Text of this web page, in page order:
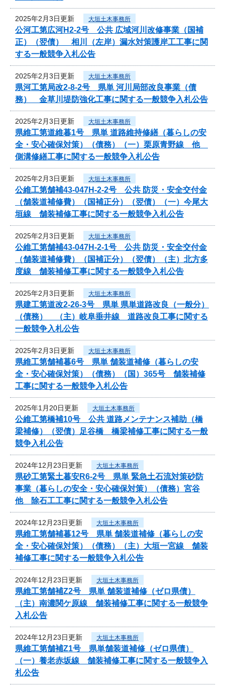
2025年2月3日更新 大垣土木事務所
公河工第広河H2-2号 公共 広域河川改修事業（国補
正）（翌債） 相川（左岸）漏水対策護岸工工事に関
する一般競争入札公告
2025年2月3日更新 大垣土木事務所
県河工第局改2-8-2号 県単 河川局部改良事業（債
務） 金草川堤防強化工事に関する一般競争入札公告
2025年2月3日更新 大垣土木事務所
県維工第道維暮1号 県単 道路維持修繕（暮らしの安
全・安心確保対策）（債務）（一）栗原青野線 他
側溝修繕工事に関する一般競争入札公告
2025年2月3日更新 大垣土木事務所
公維工第舗補43-047H-2-2号 公共 防災・安全交付金
（舗装道補修費）（国補正分）（翌債）（一）今尾大
垣線 舗装補修工事に関する一般競争入札公告
2025年2月3日更新 大垣土木事務所
公維工第舗補43-047H-2-1号 公共 防災・安全交付金
（舗装道補修費）（国補正分）（翌債）（主）北方多
度線 舗装補修工事に関する一般競争入札公告
2025年2月3日更新 大垣土木事務所
県建工第道改2-26-3号 県単 県単道路改良（一般分）
（債務） （主）岐阜垂井線 道路改良工事に関する
一般競争入札公告
2025年2月3日更新 大垣土木事務所
県維工第舗補暮6号 県単 舗装道補修（暮らしの安
全・安心確保対策）（債務）（国）365号 舗装補修
工事に関する一般競争入札公告
2025年1月20日更新 大垣土木事務所
公維工第橋補10号 公共 道路メンテナンス補助（橋
梁補修）（翌債）足谷橋 橋梁補修工事に関する一般
競争入札公告
2024年12月23日更新 大垣土木事務所
県砂工第緊土暮安R6-2号 県単 緊急土石流対策砂防
事業（暮らしの安全・安心確保対策）（債務）宮谷
他 除石工工事に関する一般競争入札公告
2024年12月23日更新 大垣土木事務所
県維工第舗補暮12号 県単 舗装道補修（暮らしの安
全・安心確保対策）（債務）（主）大垣一宮線 舗装
補修工事に関する一般競争入札公告
2024年12月23日更新 大垣土木事務所
県維工第舗補Z2号 県単 舗装道補修（ゼロ県債）
（主）南濃関ケ原線 舗装補修工事に関する一般競争
入札公告
2024年12月23日更新 大垣土木事務所
県維工第舗補Z1号 県単舗装道補修（ゼロ県債）
（一）養老赤坂線 舗装補修工事に関する一般競争入
札公告